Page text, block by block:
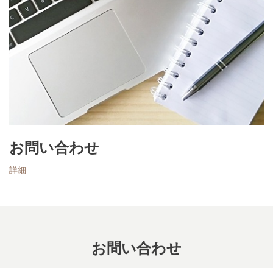
お問い合わせ
詳細
お問い合わせ